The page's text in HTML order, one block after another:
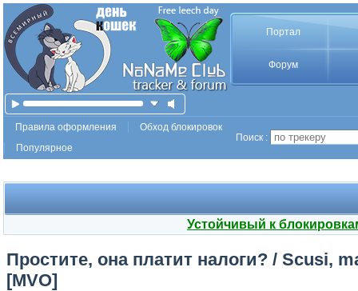
Портал
Форум
Правила оформления
Обход блокировок
Популярное
Поиск :
Устойчивый к
Простите, она платит налоги? / Scusi,
[MVO]